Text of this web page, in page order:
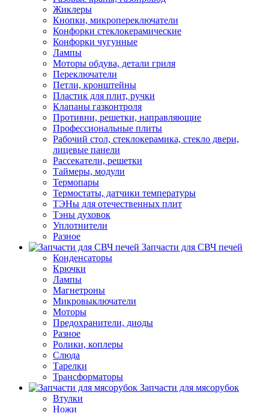
Жиклеры
Кнопки, микропереключатели
Конфорки стеклокерамические
Конфорки чугунные
Лампы
Моторы обдува, детали гриля
Переключатели
Петли, кронштейны
Пластик для плит, ручки
Клапаны газконтроля
Противни, решетки, направляющие
Профессиональные плиты
Рабочий стол, стеклокерамика, стекло двери,
лицевые панели
Рассекатели, решетки
Таймеры, модули
Термопары
Термостаты, датчики температуры
ТЭНы для отечественных плит
Тэны духовок
Уплотнители
Разное
Запчасти для СВЧ печей
Конденсаторы
Крючки
Лампы
Магнетроны
Микровыключатели
Моторы
Предохранители, диоды
Разное
Ролики, коплеры
Слюда
Тарелки
Трансформаторы
Запчасти для мясорубок
Втулки
Ножи